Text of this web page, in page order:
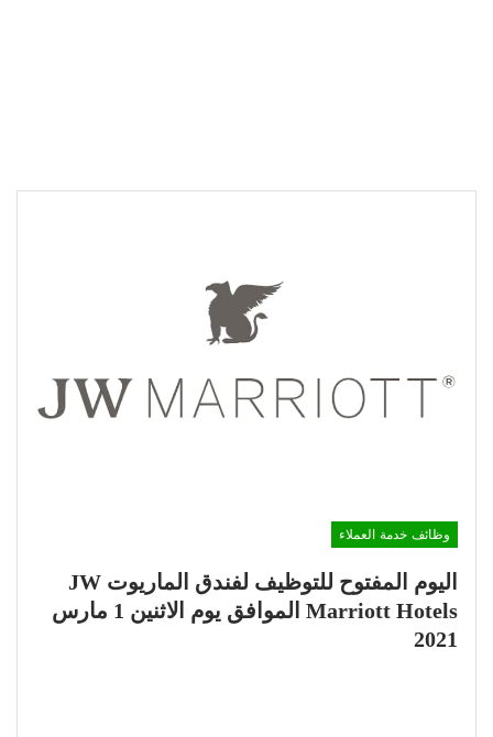
وظائف خدمة العملاء
اليوم المفتوح للتوظيف لفندق الماريوت JW
Marriott Hotels الموافق يوم الاثنين 1 مارس
2021